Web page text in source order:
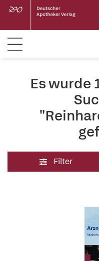
Es wurde
Filter